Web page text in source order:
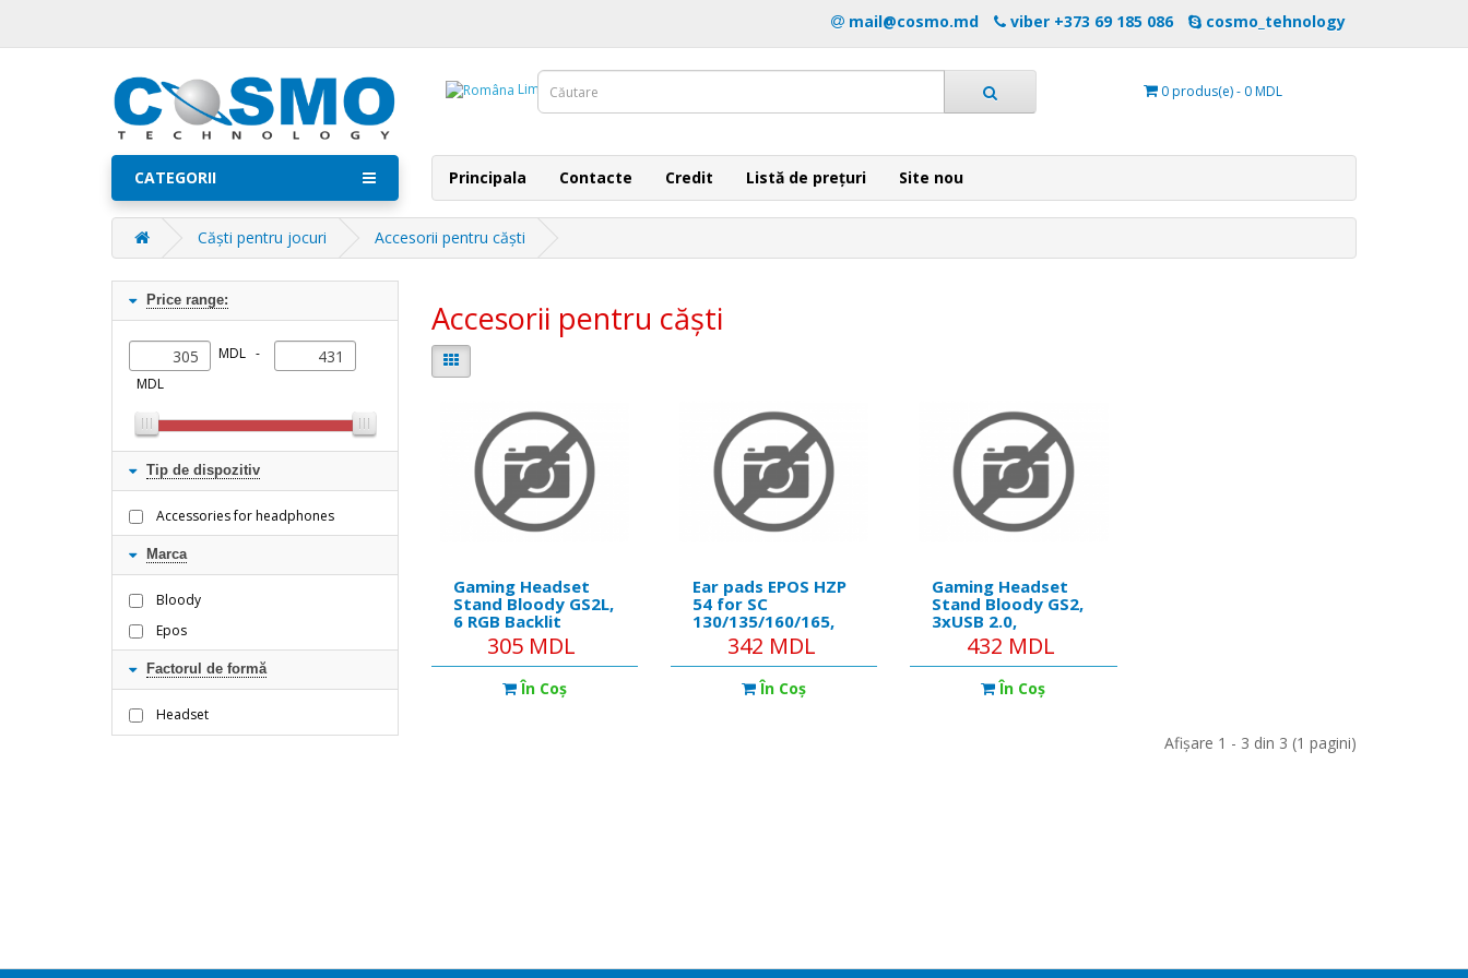
mail@cosmo.md viber +373 69 185 086 cosmo_tehnology
Limba 0 produs(e) - 0 MDL
CATEGORII Principala Contacte Credit Listă de prețuri Site nou
Căști pentru jocuri Accesorii pentru căști
Price range:
MDL -
MDL
Tip de dispozitiv
Accessories for headphones
Marca
Bloody
Epos
Factorul de formă
Headset
Accesorii pentru căști
Gaming Headset
Stand Bloody GS2L,
6 RGB Backlit
Effects, Aluminum
Alloy Frame
305 MDL
În Coş
Ear pads EPOS HZP
54 for SC
130/135/160/165,
leather -
https://www.eposaudio.com/en/us/enterprise/products/hzp-
46-black-ear-pads-
1000801
342 MDL
În Coş
Gaming Headset
Stand Bloody GS2,
3xUSB 2.0,
1x3.5mm(apin), 7.1
Sound Card, RGB,
Aluminum Frame
432 MDL
În Coş
Afişare 1 - 3 din 3 (1 pagini)